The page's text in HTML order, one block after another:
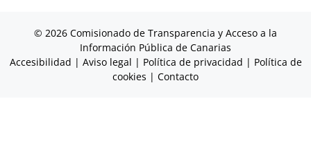
© 2026 Comisionado de Transparencia y Acceso a la
Información Pública de Canarias
Accesibilidad | Aviso legal | Política de privacidad | Política de
cookies | Contacto